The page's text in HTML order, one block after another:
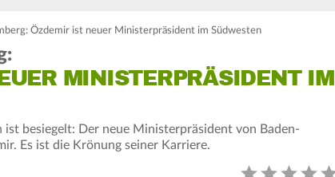
Özdemir ist neuer Ministerpräsident im Südwesten
MINISTERPRÄSIDENT IM
ist besiegelt: Der neue Ministerpräsident von Baden-
Es ist die Krönung seiner Karriere.